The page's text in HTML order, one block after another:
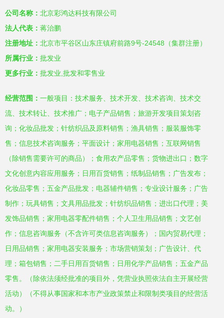
公司名称： 北京彩鸿达科技有限公司
法人代表： 蒋治鹏
注册地址： 北京市平谷区山东庄镇府前路9号-24548（集群注册）
所属行业： 批发业
更多行业： 批发业,批发和零售业
经营范围： 一般项目：技术服务、技术开发、技术咨询、技术交
流、技术转让、技术推广；电子产品销售；旅游开发项目策划咨
询；化妆品批发；针纺织品及原料销售；渔具销售；服装服饰零
售；信息技术咨询服务；平面设计；家用电器销售；互联网销售
（除销售需要许可的商品）；食用农产品零售；货物进出口；数字
文化创意内容应用服务；日用百货销售；纸制品销售；广告发布；
化妆品零售；五金产品批发；电器辅件销售；专业设计服务；广告
制作；玩具销售；文具用品批发；针纺织品销售；进出口代理；美
发饰品销售；家用电器零配件销售；个人卫生用品销售；文艺创
作；信息咨询服务（不含许可类信息咨询服务）；国内贸易代理；
日用品销售；家用电器安装服务；市场营销策划；广告设计、代
理；箱包销售；二手日用百货销售；日用化学产品销售；五金产品
零售。（除依法须经批准的项目外，凭营业执照依法自主开展经营
活动）（不得从事国家和本市产业政策禁止和限制类项目的经营活
动。）